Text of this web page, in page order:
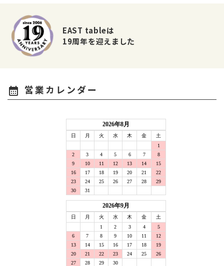
EAST tableは
19周年を迎えました
calendar_month 営業カレンダー